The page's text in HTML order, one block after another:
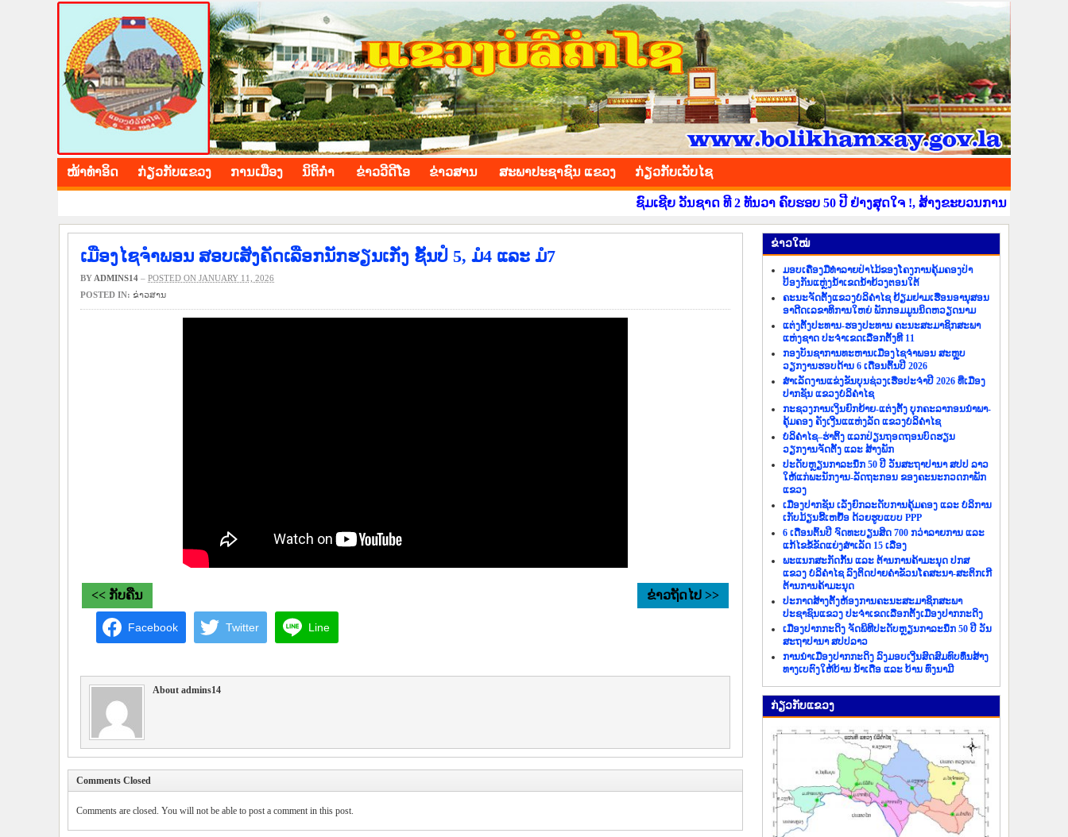
BOLIKHAMXAY PROVINCE
ໜ້າ​ທຳ​ອິດ ​ກ່ຽວ​ກັບ​ແຂວງ ​ການ​ເມືອງ ນິ​ຕິ​ກຳ ຂ່າວ​ວີ​ດີ​ໂອ ​ຂ່າວ​ສານ ສະພາປະຊາຊົນ ແຂວງ ​ກ່ຽວ​ກັບ​ເວັບ​ໄຊ
ຊົມເຊີຍ ວັນຊາດ ທີ 2 ທັນວາ ຄົບຮອບ 50 ປີ ຢ່າງສຸດໃຈ !, ສ້າງຂະບວນການຂໍ່ານັບຮັບຕ້ອນ ວັ
ເມືອງໄຊຈຳພອນ ສອບເສັງຄັດເລືອກນັກຮຽນເກັ່ງ ຊັ້ນປໍ 5, ມໍ4 ແລະ ມໍ7
BY ADMINS14 – POSTED ON JANUARY 11, 2026
POSTED IN: ​ຂ່າວ​ສານ
<< ກັບຄືນ ຂ່າວຖັດໄປ >>
Facebook Twitter Line
About admins14
Comments Closed
Comments are closed. You will not be able to post a comment in this post.
​ຂ່າວ​ໃໝ່
ມອບເຄື່ອງມືທຳລາຍປ່າໄມ້ຂອງໂຄງການຄຸ້ມຄອງປ່າ
ປ້ອງກັນແຫຼ່ງນ້ຳເຂດນ້ຳຍ້ວງຕອນໃຕ້
ຄະນະຈັດຕັ້ງແຂວງບໍລິຄຳໄຊ ຢ້ຽມຢາມເຮືອນອານຸສອນ
ອາດີດເລຂາທິການໃຫຍ່ ພັກກອມມູນນິດຫວຽດນາມ
ແຕ່ງຕັ້ງປະທານ-ຮອງປະທານ ຄະນະສະມາຊິກສະພາ
ແຫ່ງຊາດ ປະຈຳເຂດເລືອກຕັ້ງທີ 11
ກອງບັນຊາການທະຫານເມືອງໄຊຈຳພອນ ສະຫຼຸບ
ວຽກງານຮອບດ້ານ 6 ເດືອນຕົ້ນປີ 2026
ສຳເລັດງານແຂ່ງຂັນບຸນຊ່ວງເຮືອປະຈຳປີ 2026 ທີ່ເມືອງ
ປາກຊັນ ແຂວງບໍລິຄຳໄຊ
ກະຊວງການເງິນຍົກຍ້າຍ-ແຕ່ງຕັ້ງ ບຸກຄະລາກອນນຳພາ-
ຄຸ້ມຄອງ ຄັງເງີນແແຫ່ງລັດ ແຂວງບໍລິຄຳໄຊ
ບໍລິຄຳໄຊ–ຮ່າຕິ້ງ ແລກປ່ຽນຖອດຖອນບົດຮຽນ
ວຽກງານຈັດຕັ້ງ ແລະ ສ້າງພັກ
ປະດັບຫຼຽນກາລະນຶກ 50 ປີ ວັນສະຖາປານາ ສປປ ລາວ
ໃຫ້ແກ່ພະນັກງານ-ລັດຖະກອນ ຂອງຄະນະກວດກາພັກ
ແຂວງ
ເມືອງປາກຊັນ ເລັ່ງຍົກລະດັບການຄຸ້ມຄອງ ແລະ ບໍລິການ
ເກັບມ້ຽນຂີ້ເຫຍື້ອ ດ້ວຍຮູບແບບ PPP
6 ເດືອນຕົ້ນປີ ຈົດທະບຽນສິດ 700 ກວ່າລາຍການ ແລະ
ແກ້ໄຂຂໍ້ຂັດແຍ່ງສຳເລັດ 15 ເລື່ອງ
ພະແນກສະກັດກັ້ນ ແລະ ຕ້ານການຄ້າມະນຸດ ປກສ
ແຂວງ ບໍລິຄຳໄຊ ລົງຕິດປາຍຄຳຂັວນໂຄສະນາ-ສະຕິກເກີ
ຕ້ານການຄ້າມະນຸດ
ປະກາດສ້າງຕັ້ງຫ້ອງການຄະນະສະມາຊິກສະພາ
ປະຊາຊົນແຂວງ ປະຈຳເຂດເລືອກຕັ້ງເມືອງປາກກະດິງ
ເມືອງປາກກະດິງ ຈັດພິທີປະດັບຫຼຽນກາລະນຶກ 50 ປີ ວັນ
ສະຖາປານາ ສປປລາວ
ການນຳເມືອງປາກກະດິງ ລົງມອບເງີນສົດສົມທົບທຶນສ້າງ
ທາງເບຕົງໃຫ້ບ້ານ ນ້ຳເດື່ອ ແລະ ບ້ານ ທົ່ງນາມີ
ກ່ຽວ​ກັບ​ແຂວງ